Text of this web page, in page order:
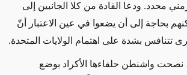
محدد. ودعا القادة من كلا الجانبين إلى
بحاجة إلى أن يضعوا في عين الاعتبار أنّ
تتنافس بشدة على اهتمام الولايات المتحدة.
نصحت واشنطن حلفاءها الأكراد بوضع